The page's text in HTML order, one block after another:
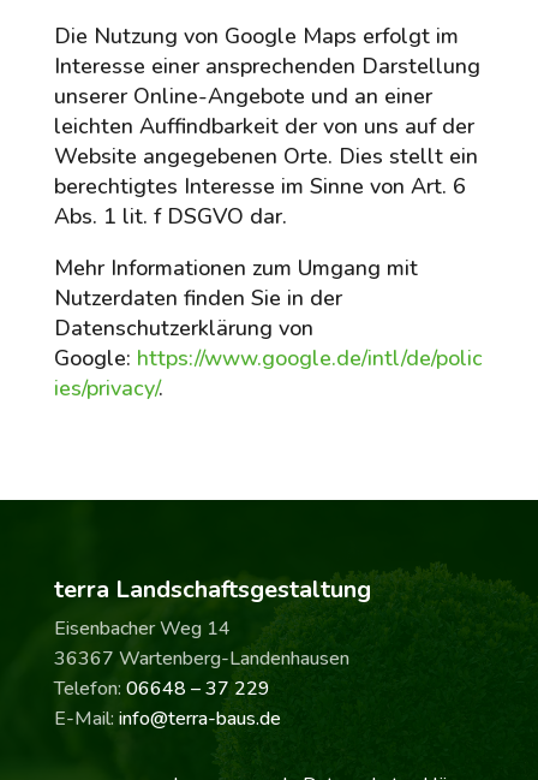
Die Nutzung von Google Maps erfolgt im
Interesse einer ansprechenden Darstellung
unserer Online-Angebote und an einer
leichten Auffindbarkeit der von uns auf der
Website angegebenen Orte. Dies stellt ein
berechtigtes Interesse im Sinne von Art. 6
Abs. 1 lit. f DSGVO dar.
Mehr Informationen zum Umgang mit
Nutzerdaten finden Sie in der
Datenschutzerklärung von
Google: https://www.google.de/intl/de/polic
ies/privacy/.
terra Landschaftsgestaltung
Eisenbacher Weg 14
36367 Wartenberg-Landenhausen
Telefon: 06648 – 37 229
E-Mail: info@terra-baus.de